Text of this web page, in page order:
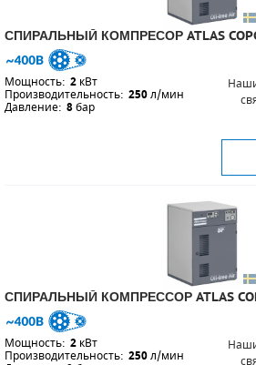
СПИРАЛЬНЫЙ КОМПРЕСОР ATLAS
Мощность: 2 кВт
Производительность: 250л/мин
Давление: 8бар
СПИРАЛЬНЫЙ КОМПРЕССОР ATLAS
Мощность: 2 кВт
Производительность: 250л/мин